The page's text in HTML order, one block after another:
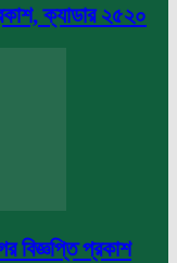
ক্যাডার ২৫২০
বিজ্ঞপ্তি প্রকাশ